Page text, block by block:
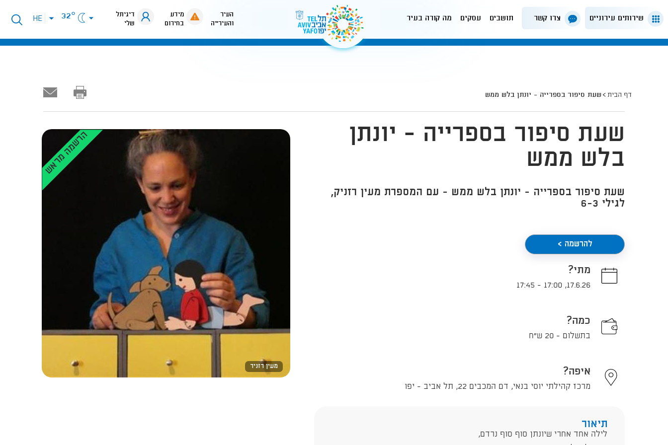
שירותים עירוניים צרו קשר תושבים עסקים מה קורה בעיר
העיר
והעירייה
מידע
בחירום
דיגיתל
שלי
32°
פתיחת
תפריט
HE
דף הבית שעת סיפור בספרייה - יונתן בלש ממש
מעין רזניר
הרשמה מראש
שעת סיפור בספרייה - יונתן
בלש ממש
שעת סיפור בספרייה - יונתן בלש ממש - עם המספרת מעין רזניק,
לגילי 6-3
להרשמה >
מתי?
17.6.26
,
17:00
-
17:45
כמה?
בתשלום - 20 ש"ח
איפה?
מרכז קהילתי יוסי בנאי, דם המכבים 22, תל אביב - יפו
תיאור
לילה אחד אחרי שיונתן סוף סוף נרדם,